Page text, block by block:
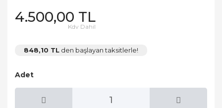
4.500,00 TL
Kdv Dahil
848,10 TL den başlayan taksitlerle!
Adet